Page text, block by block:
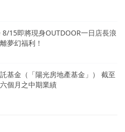
15即將現身OUTDOOR一日店長浪
夢幻福利！
基金（「陽光房地產基金」） 截至
個月之中期業績